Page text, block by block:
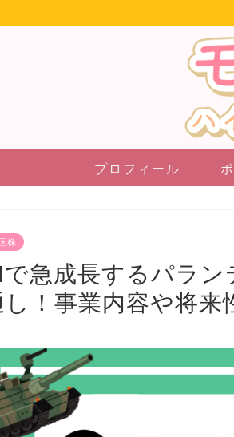
プロフィール
株
急成長するパラ
し！事業内容や将来